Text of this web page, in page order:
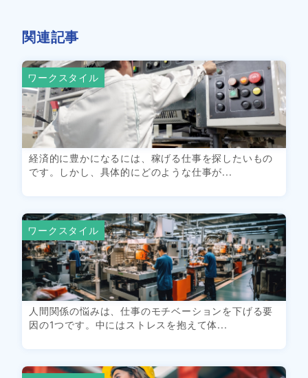
関連記事
ワークスタイル
経済的に豊かになるには、稼げる仕事を探したいもの
です。しかし、具体的にどのような仕事が...
ワークスタイル
人間関係の悩みは、仕事のモチベーションを下げる要
因の1つです。中にはストレスを抱えて体...